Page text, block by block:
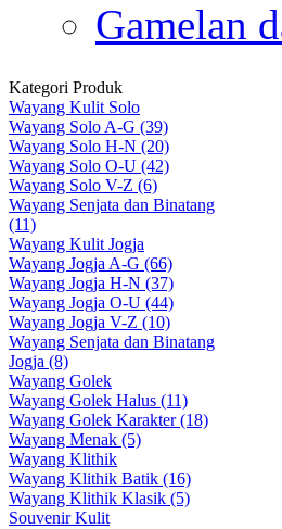
Gamelan
Kategori Produk
Wayang Kulit Solo
Wayang Solo A-G (39)
Wayang Solo H-N (20)
Wayang Solo O-U (42)
Wayang Solo V-Z (6)
Wayang Senjata dan Binatang
(11)
Wayang Kulit Jogja
Wayang Jogja A-G (66)
Wayang Jogja H-N (37)
Wayang Jogja O-U (44)
Wayang Jogja V-Z (10)
Wayang Senjata dan Binatang
Jogja (8)
Wayang Golek
Wayang Golek Halus (11)
Wayang Golek Karakter (18)
Wayang Menak (5)
Wayang Klithik
Wayang Klithik Batik (16)
Wayang Klithik Klasik (5)
Souvenir Kulit